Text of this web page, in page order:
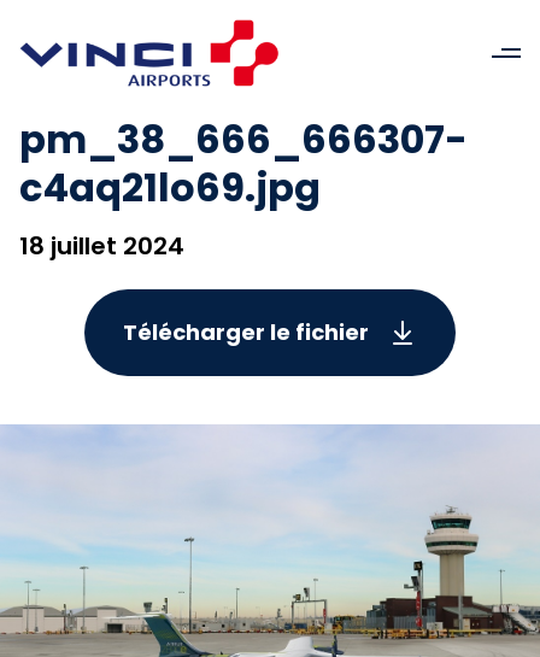
pm_38_666_666307-
c4aq21lo69.jpg
18 juillet 2024
Télécharger le fichier